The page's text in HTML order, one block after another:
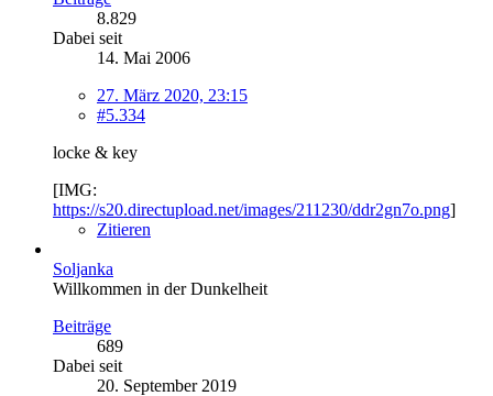
8.829
Dabei seit
14. Mai 2006
27. März 2020, 23:15
#5.334
locke & key
[IMG:
https://s20.directupload.net/images/211230/ddr2gn7o.png]
Zitieren
Soljanka
Willkommen in der Dunkelheit
Beiträge
689
Dabei seit
20. September 2019